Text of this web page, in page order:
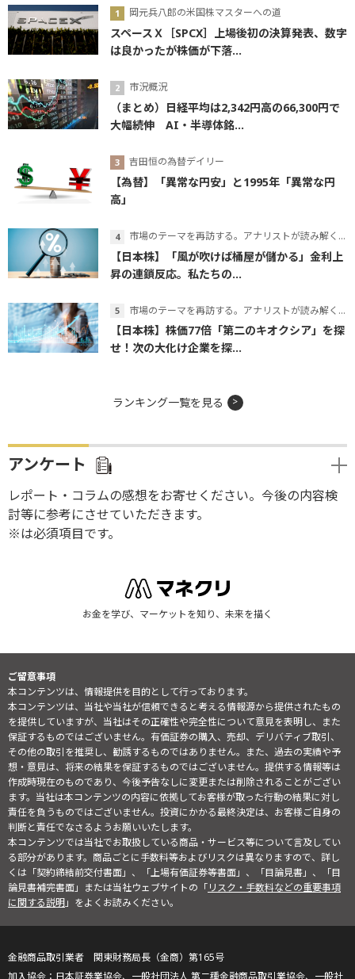
岡元兵八郎の米国株マスターへの道
スペースＸ［SPCX］上場後初の決算発表、数字
は良かったが株価が下落...
市況概況
（まとめ）日経平均は2,342円高の66,300円で
大幅続伸 AI・半導体銘...
吉田恒の為替デイリー
【為替】「異常な円安」と1995年「異常な円
高」
市場のテーマを再訪する。アナリストが読み解くテーマの本質
【日本株】「風が吹けば桶屋が儲かる」金利上
昇の連鎖反応。私たちの...
市場のテーマを再訪する。アナリストが読み解くテーマの本質
【日本株】株価77倍「第二のキオクシア」を探
せ！次の大化け企業を探...
ランキング一覧を見る
アンケート
レポート・コラムの感想をお寄せください。今後の内容検
討等に参考にさせていただきます。
※は必須項目です。
お金を学び、マーケットを知り、未来を描く
ご留意事項
本コンテンツは、情報提供を目的として行っております。
本コンテンツは、当社や当社が信頼できると考える情報源から提供されたもの
を提供していますが、当社はその正確性や完全性について意見を表明し、また
保証するものではございません。有価証券の購入、売却、デリバティブ取引、
その他の取引を推奨し、勧誘するものではありません。また、過去の実績や予
想・意見は、将来の結果を保証するものではございません。提供する情報等は
作成時現在のものであり、今後予告なしに変更または削除されることがござい
ます。当社は本コンテンツの内容に依拠してお客様が取った行動の結果に対し
責任を負うものではございません。投資にかかる最終決定は、お客様ご自身の
判断と責任でなさるようお願いいたします。
本コンテンツでは当社でお取扱している商品・サービス等について言及してい
る部分があります。商品ごとに手数料等およびリスクは異なりますので、詳し
くは「契約締結前交付書面」、「上場有価証券等書面」、「目論見書」、「目
論見書補完書面」または当社ウェブサイトの「リスク・手数料などの重要事項
に関する説明」をよくお読みください。
金融商品取引業者 関東財務局長（金商）第165号